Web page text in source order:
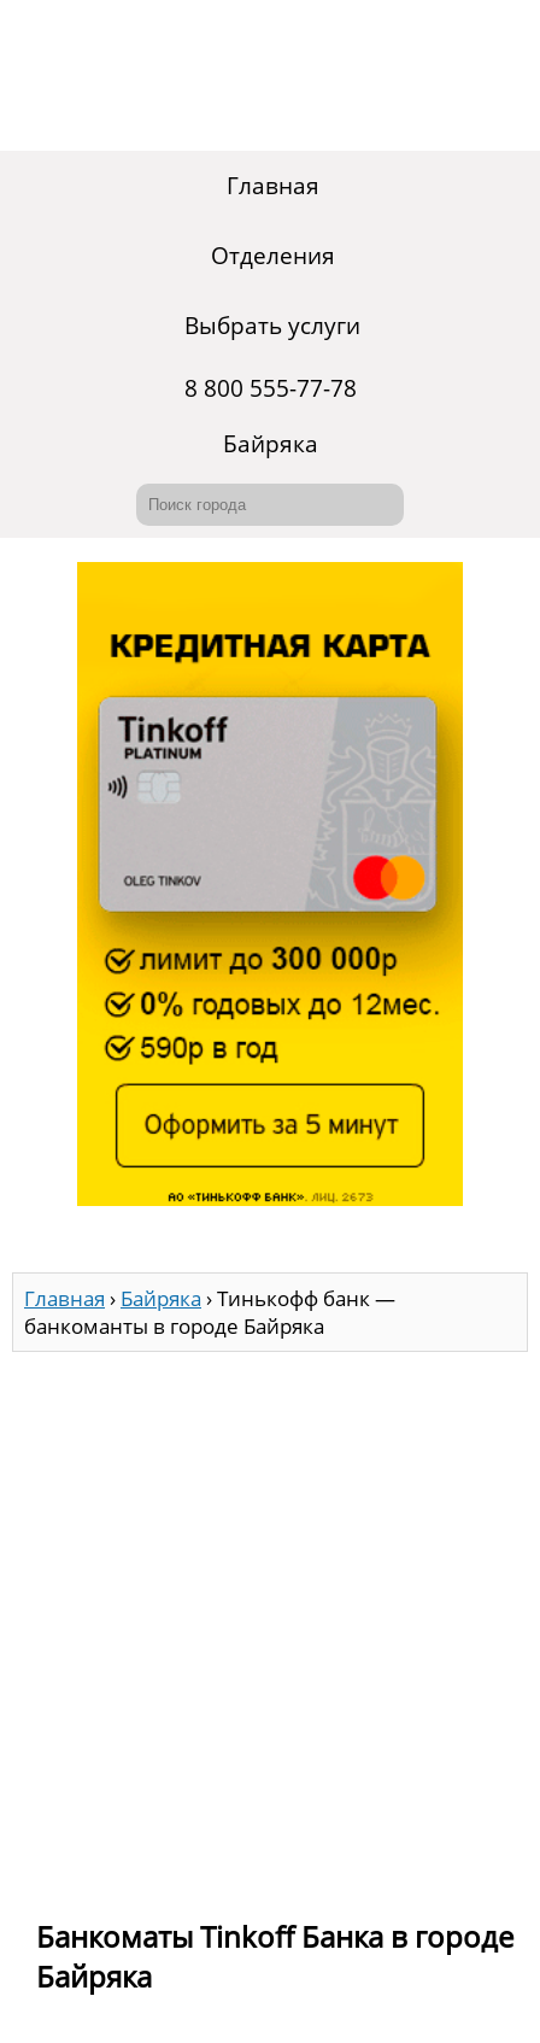
Главная
Отделения
Выбрать услуги
8 800 555-77-78
Байряка
Главная › Байряка ›Тинькофф банк —
банкоманты в городе Байряка
Банкоматы Tinkoff Банка в городе
Байряка